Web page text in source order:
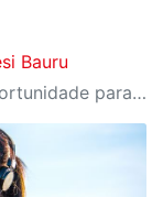
Bauru
A campanha Convide um Amigo é oportunidade para reunir amigos para aproveitar juntos toda estrutura da unidade SESI-SP mais próxima. Os benefícios para clientes e convidados estão no regulamento